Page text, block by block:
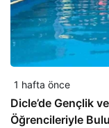
1 hafta önce
Dicle’de Gençlik
Öğrencileriyle